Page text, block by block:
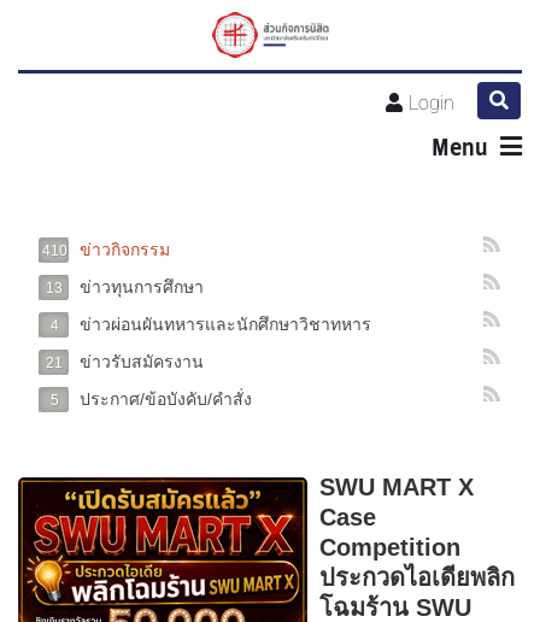
Login
Menu
410 ข่าวกิจกรรม
13 ข่าวทุนการศึกษา
4 ข่าวผ่อนผันทหารและนักศึกษาวิชาทหาร
21 ข่าวรับสมัครงาน
5 ประกาศ/ข้อบังคับ/คำสั่ง
SWU MART X
Case
Competition
ประกวดไอเดียพลิก
โฉมร้าน SWU